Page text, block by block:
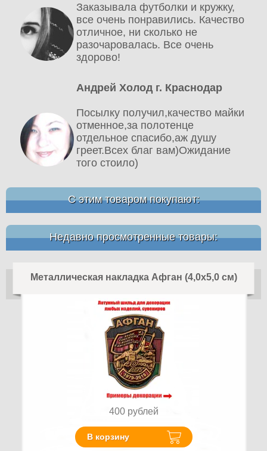
Заказывала футболки и кружку,
все очень понравились. Качество
отличное, ни сколько не
разочаровалась. Все очень
здорово!
Андрей Холод г. Краснодар
Посылку получил,качество майки
отменное,за полотенце
отдельное спасибо,аж душу
греет.Всех благ вам)Ожидание
того стоило)
С этим товаром покупают:
Недавно просмотренные товары:
Металлическая накладка Афган (4,0x5,0 см)
400 рублей
В корзину